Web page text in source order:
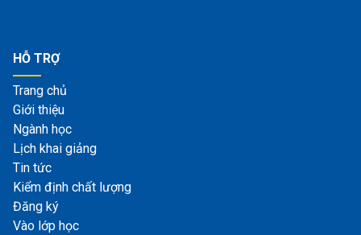
HỖ TRỢ
Trang chủ
Giới thiệu
Ngành học
Lịch khai giảng
Tin tức
Kiểm định chất lượng
Đăng ký
Vào lớp học